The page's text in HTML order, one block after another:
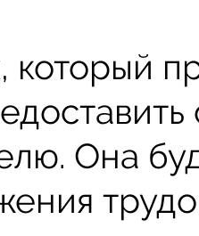
который
Она